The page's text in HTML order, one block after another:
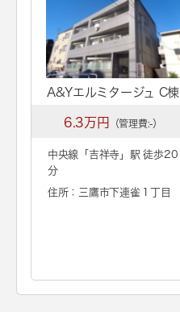
A&Yエルミタージュ C棟
6.3万円 （管理費:-）
中央線「 吉祥寺 」駅 徒歩20
分
住所：三鷹市下連雀１丁目